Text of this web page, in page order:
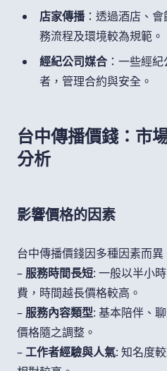
店家傳播 ：透過酒店、
務流程及環境較為規範。
經紀公司媒合 ：一些經
者，管理合約與安全。
台中傳播價錢：市
分析
影響價格的因素
台中傳播價錢因多種因素而異
– 服務時間長短: 一般以半小
費，時間越長價格較高。
– 服務內容類型: 基本陪伴、
價格隨之調整。
–工作者經驗與人氣: 知名度